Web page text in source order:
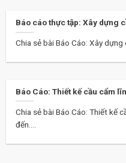
Báo cáo thực tập: Xây dựng
Chia sẻ bài Báo Cáo: Xây dựng
Báo Cáo: Thiết kế cầu cẩm
Chia sẻ bài Báo Cáo: Thiết kế
đến....